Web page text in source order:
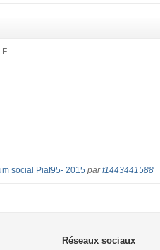
classes surchargées, en cette rentrée
– de nombreuses classes de première et
social Piaf95- 2015 parf1443441588
Réseaux sociaux